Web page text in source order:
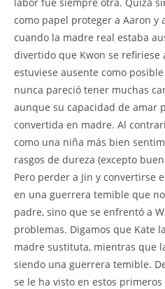
como papel proteger a Aaron y
cuando la madre real estaba
divertido que Kwon se refiriese
estuviese ausente como
nunca pareció tener muchas
aunque su capacidad de amar
convertida en madre. Al
como una niña más bien
rasgos de dureza (excepto
Pero perder a Jin y convertirse
en una guerrera temible que
padre, sino que se enfrentó a
problemas. Digamos que Kate
madre sustituta, mientras que
siendo una guerrera temible.
se le ha visto en estos